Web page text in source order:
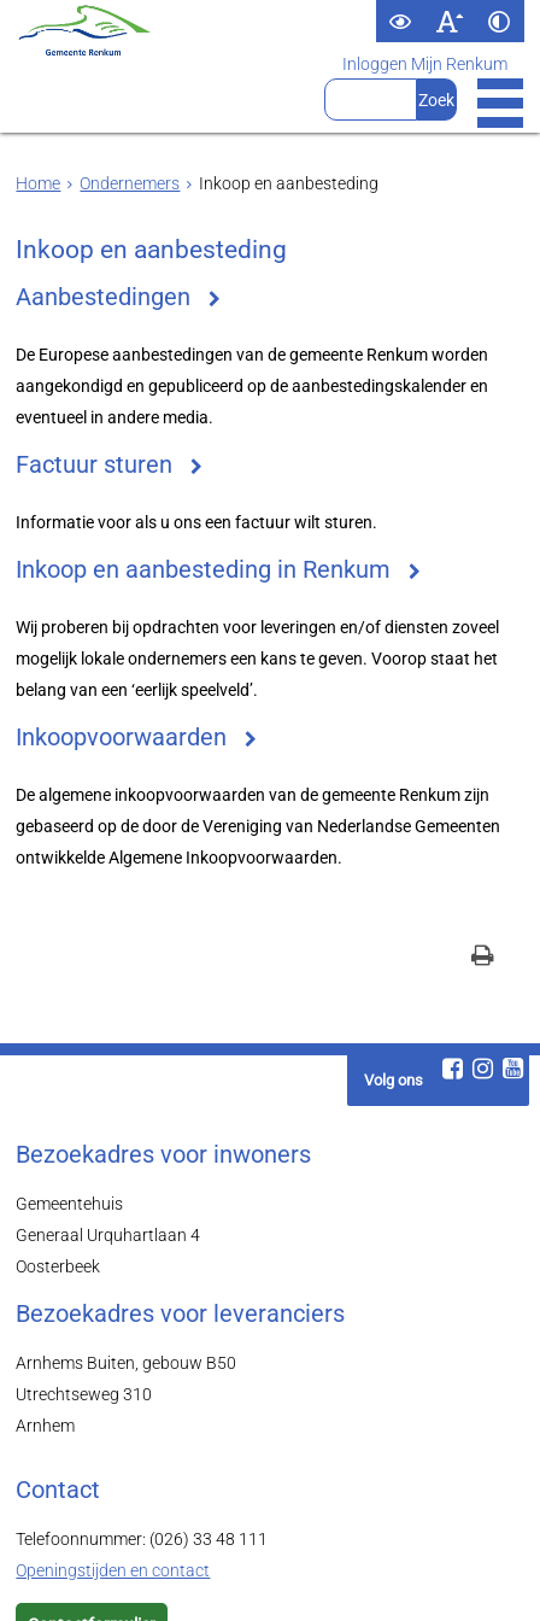
Inloggen Mijn Renkum
Home Ondernemers Inkoop en aanbesteding
Inkoop en aanbesteding
Aanbestedingen
De Europese aanbestedingen van de gemeente Renkum worden
aangekondigd en gepubliceerd op de aanbestedingskalender en
eventueel in andere media.
Factuur sturen
Informatie voor als u ons een factuur wilt sturen.
Inkoop en aanbesteding in Renkum
Wij proberen bij opdrachten voor leveringen en/of diensten zoveel
mogelijk lokale ondernemers een kans te geven. Voorop staat het
belang van een ‘eerlijk speelveld’.
Inkoopvoorwaarden
De algemene inkoopvoorwaarden van de gemeente Renkum zijn
gebaseerd op de door de Vereniging van Nederlandse Gemeenten
ontwikkelde Algemene Inkoopvoorwaarden.
Volg ons
Bezoekadres voor inwoners
Gemeentehuis
Generaal Urquhartlaan 4
Oosterbeek
Bezoekadres voor leveranciers
Arnhems Buiten, gebouw B50
Utrechtseweg 310
Arnhem
Contact
Telefoonnummer: (026) 33 48 111
Openingstijden en contact